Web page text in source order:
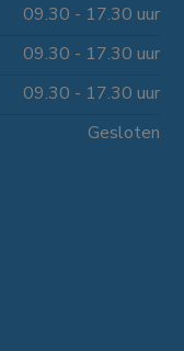
09.30 - 17.30 uur
09.30 - 17.30 uur
09.30 - 17.30 uur
Gesloten